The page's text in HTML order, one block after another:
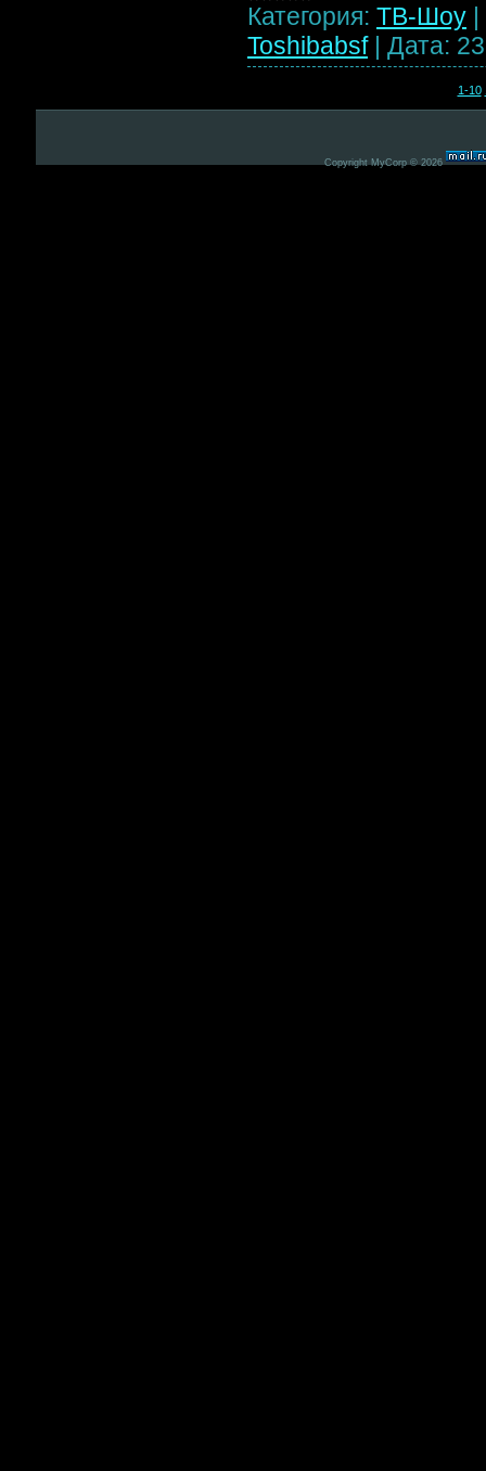
Категория: ТВ-Шоу |
Toshibabsf | Дата:
1-10
Copyright MyCorp © 2026